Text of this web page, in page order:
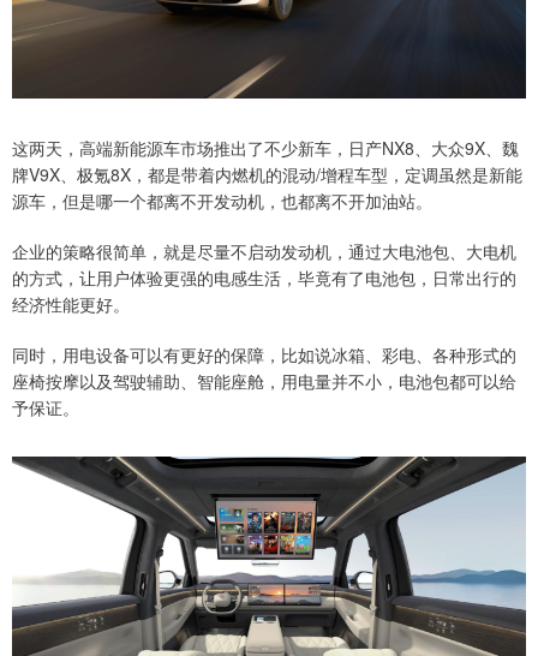
这两天，高端新能源车市场推出了不少新车，日产NX8、大众9X、魏
牌V9X、极氪8X，都是带着内燃机的混动/增程车型，定调虽然是新能
源车，但是哪一个都离不开发动机，也都离不开加油站。
企业的策略很简单，就是尽量不启动发动机，通过大电池包、大电机
的方式，让用户体验更强的电感生活，毕竟有了电池包，日常出行的
经济性能更好。
同时，用电设备可以有更好的保障，比如说冰箱、彩电、各种形式的
座椅按摩以及驾驶辅助、智能座舱，用电量并不小，电池包都可以给
予保证。